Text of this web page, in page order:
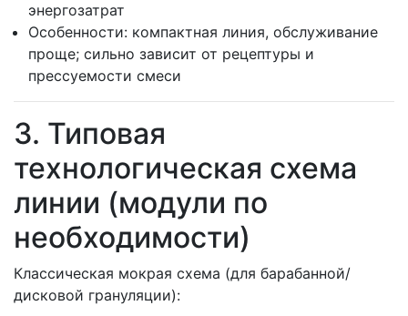
энергозатрат
Особенности: компактная линия, обслуживание
проще; сильно зависит от рецептуры и
прессуемости смеси
3. Типовая
технологическая схема
линии (модули по
необходимости)
Классическая мокрая схема (для барабанной/
дисковой грануляции):